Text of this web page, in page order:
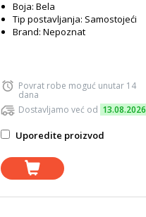
Boja: Bela
Tip postavljanja: Samostojeći
Brand: Nepoznat
Povrat robe moguć unutar 14
dana
Dostavljamo već od 13.08.2026
Uporedite proizvod